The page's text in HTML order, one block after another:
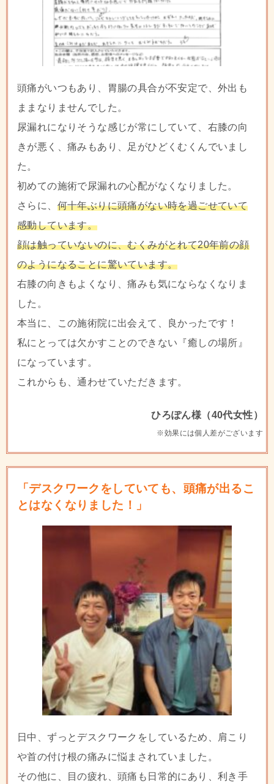
頭痛がいつもあり、胃腸の具合が不安定で、外出も
ままなりませんでした。
尿漏れになりそうな感じが常にしていて、右膝の向
きが悪く、痛みもあり、足がひどくむくんでいまし
た。
初めての施術で尿漏れの心配がなくなりました。
さらに、 何十年ぶりに頭痛がない時を過ごせていて
感動しています。
顔は触っていないのに、むくみがとれて20年前の顔
のようになることに驚いています。
右膝の向きもよくなり、痛みも気にならなくなりま
した。
本当に、この施術院に出会えて、良かったです！
私にとっては欠かすことのできない『癒しの場所』
になっています。
これからも、通わせていただきます。
ひろぽん様（40代女性）
※効果には個人差がございます
「デスクワークをしていても、頭痛が出るこ
とはなくなりました！」
日中、ずっとデスクワークをしているため、肩こり
や首の付け根の痛みに悩まされていました。
その他に、目の疲れ、頭痛も日常的にあり、利き手